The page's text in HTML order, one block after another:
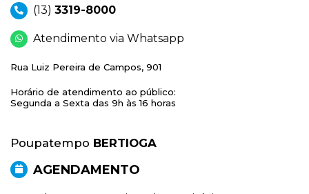
(13) 3319-8000
Atendimento via Whatsapp
Rua Luiz Pereira de Campos, 901
Horário de atendimento ao público:
Segunda a Sexta das 9h às 16 horas
Poupatempo BERTIOGA
AGENDAMENTO